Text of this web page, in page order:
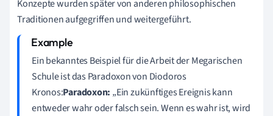
Konzepte wurden später von anderen philosophischen
Traditionen aufgegriffen und weitergeführt.
Ein bekanntes Beispiel für die Arbeit der Megarischen
Schule ist das Paradoxon von Diodoros
Kronos:Paradoxon: „Ein zukünftiges Ereignis kann
entweder wahr oder falsch sein. Wenn es wahr ist, wird